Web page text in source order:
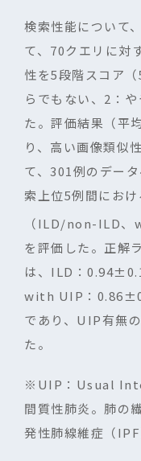
検索性能について、
て、 70クエリに対
性を5段階スコア（
らでもない、 2 ：
た。評価結果（平
り、高い画像類似
て、 301例のデータ
索上位5例間にお
（ILD/non-ILD、
を評価した。正解
は、 ILD ：
with UIP ：
であり、 UIP有無
た。
※ UIP ： Usual
間質性肺炎。肺の
発性肺線維症（IPF